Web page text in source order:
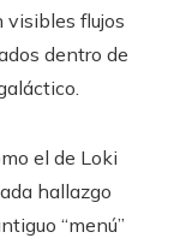
visibles flujos
dentro de
el de Loki
hallazgo
“menú”